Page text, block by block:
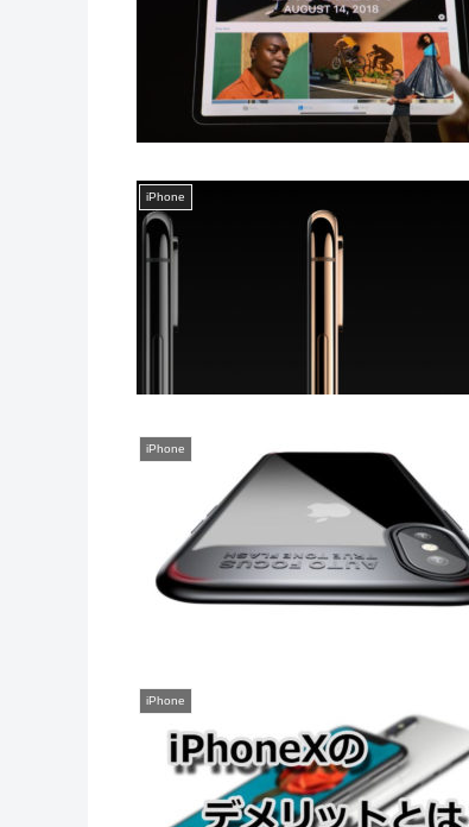
iPhone
iPhone
iPhone